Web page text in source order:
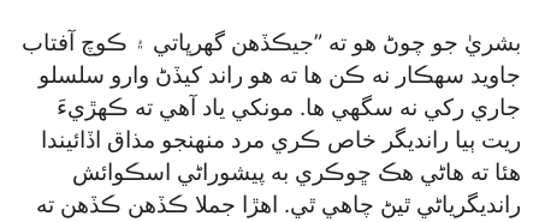
بشريٰ جو چوڻ هو ته ”جيڪڏهن گھرڀاتي ۽ ڪوچ آفتاب
جاويد سهڪار نه ڪن ها ته هو راند کيڏڻ وارو سلسلو
جاري رکي نه سگھي ها. مونکي ياد آهي ته ڪهڙيءَ
ريت ٻيا رانديگر خاص ڪري مرد منهنجو مذاق اڏائيندا
هئا ته هاڻي هڪ ڇوڪري به پيشوراڻي اسڪوائش
رانديگرياڻي ٿيڻ چاهي ٿي. اهڙا جملا ڪڏهن ڪڏهن ته